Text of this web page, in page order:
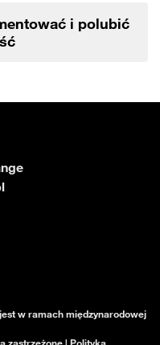
i polubić
w ramach międzynarodowej